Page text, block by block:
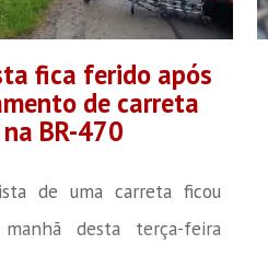
controlado no dedo da
Após os primeiros
ele...
fica ferido após
de carreta
na BR-470
de uma carreta ficou
desta terça-feira